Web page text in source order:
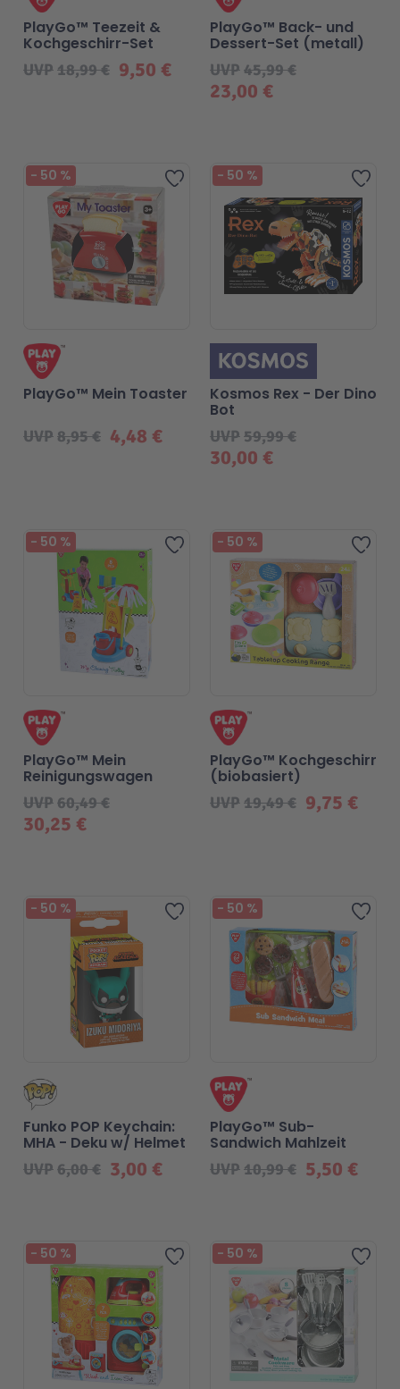
9,50 €
UVP18,99 €
PlayGo™ Teezeit &
Kochgeschirr-Set
23,00 €
UVP45,99 €
PlayGo™ Back- und
Dessert-Set (metall)
Zur Wunschliste hinzufügen
- 50 %
Beliebt
4,48 €
UVP8,95 €
PlayGo™ Mein Toaster
Zur
- 50 %
30,00 €
UVP59,99 €
Kosmos Rex - Der Dino
Bot
Zur Wunschliste hinzufügen
- 50 %
30,25 €
UVP60,49 €
PlayGo™ Mein
Reinigungswagen
Zur
- 50 %
9,75 €
UVP19,49 €
PlayGo™ Kochgeschirr
(biobasiert)
Zur Wunschliste hinzufügen
- 50 %
Beliebt
3,00 €
UVP6,00 €
Funko POP Keychain:
MHA - Deku w/ Helmet
Zur
- 50 %
Beliebt
5,50 €
UVP10,99 €
PlayGo™ Sub-
Sandwich Mahlzeit
Zur Wunschliste hinzufügen
- 50 % Zur
- 50 %